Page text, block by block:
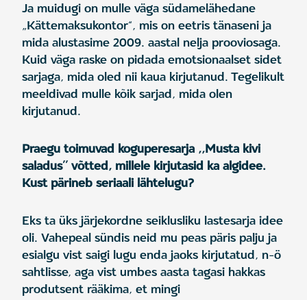
Ja muidugi on mulle väga südamelähedane
„Kättemaksukontor“, mis on eetris tänaseni ja
mida alustasime 2009. aastal nelja prooviosaga.
Kuid väga raske on pidada emotsionaalset sidet
sarjaga, mida oled nii kaua kirjutanud. Tegelikult
meeldivad mulle kõik sarjad, mida olen
kirjutanud.
Praegu toimuvad koguperesarja ,,Musta kivi
saladus’’ võtted, millele kirjutasid ka algidee.
Kust pärineb seriaali lähtelugu?
Eks ta üks järjekordne seiklusliku lastesarja idee
oli. Vahepeal sündis neid mu peas päris palju ja
esialgu vist saigi lugu enda jaoks kirjutatud, n-ö
sahtlisse, aga vist umbes aasta tagasi hakkas
produtsent rääkima, et mingi